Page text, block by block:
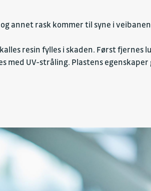
annet rask kommer til syne i
resin fylles i skaden. Først fjernes
med UV-stråling. Plastens